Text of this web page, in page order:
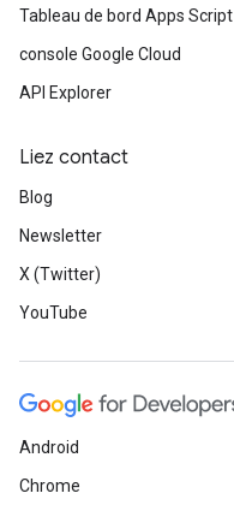
Tableau de bord Apps Script
console Google Cloud
API Explorer
Liez contact
Blog
Newsletter
X (Twitter)
YouTube
Android
Chrome